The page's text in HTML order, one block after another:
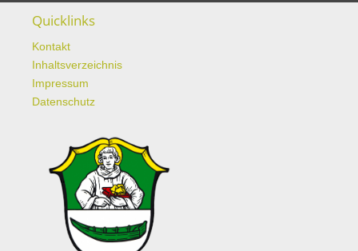
Quicklinks
Kontakt
Inhaltsverzeichnis
Impressum
Datenschutz